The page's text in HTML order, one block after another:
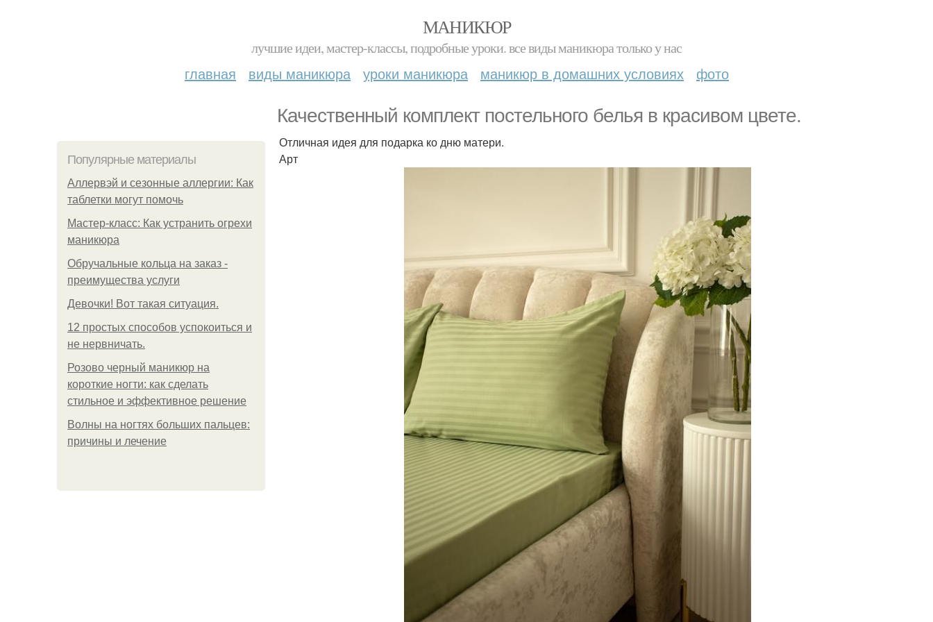
МАНИКЮР
лучшие идеи, мастер-классы, подробные уроки. все виды маникюра только у нас
главная виды маникюра уроки маникюра маникюр в домашних условиях фото
Качественный комплект постельного белья в красивом цвете.
Популярные материалы
Аллервэй и сезонные аллергии: Как
таблетки могут помочь
Мастер-класс: Как устранить огрехи
маникюра
Обручальные кольца на заказ -
преимущества услуги
Девочки! Вот такая ситуация.
12 простых способов успокоиться и
не нервничать.
Розово черный маникюр на
короткие ногти: как сделать
стильное и эффективное решение
Волны на ногтях больших пальцев:
причины и лечение
Отличная идея для подарка ко дню матери.
Арт